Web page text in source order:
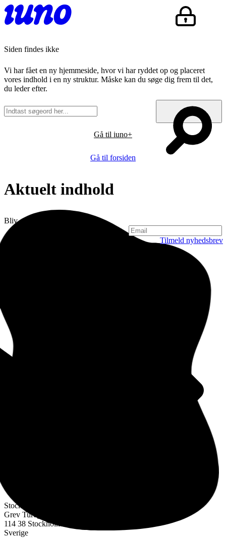
Siden findes ikke
Vi har fået en ny hjemmeside, hvor vi har ryddet op og placeret
vores indhold i en ny struktur. Måske kan du søge dig frem til det,
du leder efter.
Gå til iuno+
Gå til forsiden
Aktuelt indhold
Bliv opdateret
Tilmeld nyhedsbrev
Stockholm
Grev Turegatan 30
114 38 Stockholm
Sverige